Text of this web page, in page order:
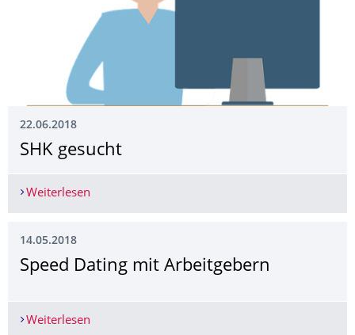
22.06.2018
SHK gesucht
Weiterlesen
14.05.2018
Speed Dating mit Arbeitgebern
Weiterlesen